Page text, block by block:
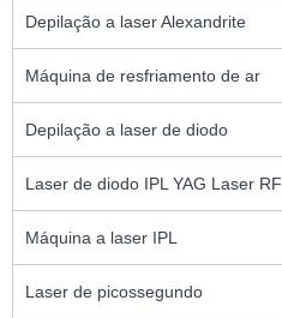
Depilação a laser Alexandrite
Máquina de resfriamento de ar
Depilação a laser de diodo
Laser de diodo IPL YAG Laser RF
Máquina a laser IPL
Laser de picossegundo